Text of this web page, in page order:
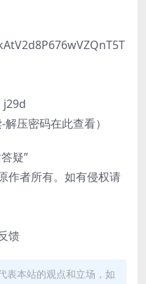
压密码在此查看）
疑”
者所有。如有侵权请
馈
表本站的观点和立场，如